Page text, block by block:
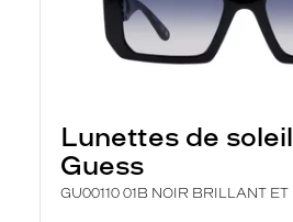
Lunettes de soleil
Guess
GU00110 01B NOIR BRILLANT ET